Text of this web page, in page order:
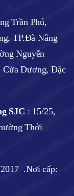
Trần Phú,
TP.Đà Nẵng
Nguyễn
Cửa Dương, Đặc
SJC : 15/25,
Thới
.Nơi cấp: